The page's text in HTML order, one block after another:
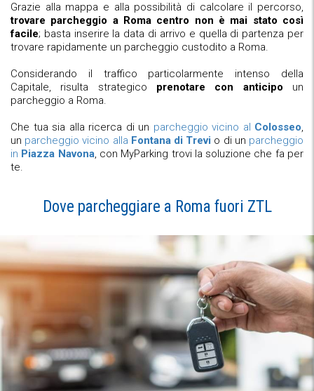
Grazie alla mappa e alla possibilità di calcolare il percorso,
trovare parcheggio a Roma centro non è mai stato così
facile; basta inserire la data di arrivo e quella di partenza per
trovare rapidamente un parcheggio custodito a Roma.
Considerando il traffico particolarmente intenso della
Capitale, risulta strategico prenotare con anticipo un
parcheggio a Roma.
Che tua sia alla ricerca di un parcheggio vicino al Colosseo,
un parcheggio vicino alla Fontana di Trevi o di un parcheggio
in Piazza Navona, con MyParking trovi la soluzione che fa per
te.
Dove parcheggiare a Roma fuori ZTL